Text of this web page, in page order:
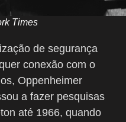
Times
de segurança
conexão com o
Oppenheimer
a fazer pesquisas
até 1966, quando